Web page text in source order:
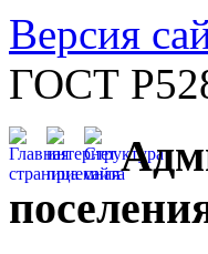
Версия
ГОСТ